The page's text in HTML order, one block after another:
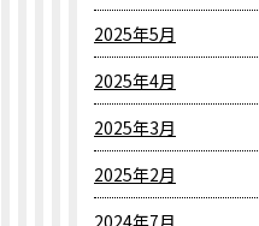
2025年5月
2025年4月
2025年3月
2025年2月
2024年7月